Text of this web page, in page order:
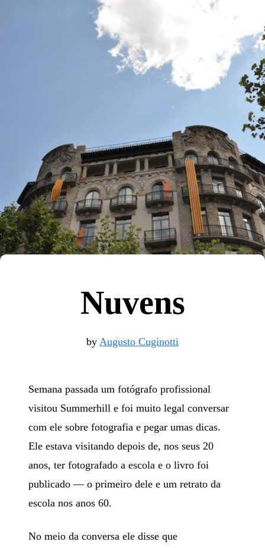
Nuvens
by Augusto Cuginotti
Semana passada um fotógrafo profissional
visitou Summerhill e foi muito legal conversar
com ele sobre fotografia e pegar umas dicas.
Ele estava visitando depois de, nos seus 20
anos, ter fotografado a escola e o livro foi
publicado — o primeiro dele e um retrato da
escola nos anos 60.
No meio da conversa ele disse que